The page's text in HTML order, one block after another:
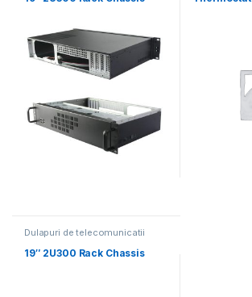
Dulapuri de telecomunicatii
19″ 2U300 Rack Chassis